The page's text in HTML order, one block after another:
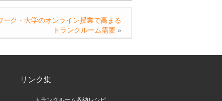
ーク・大学のオンライン授業で高まる
トランクルーム需要»
リンク集